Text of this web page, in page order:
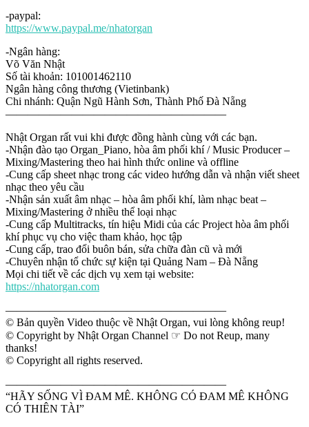
-paypal:
https://www.paypal.me/nhatorgan
-Ngân hàng:
Võ Văn Nhật
Số tài khoản: 101001462110
Ngân hàng công thương (Vietinbank)
Chi nhánh: Quận Ngũ Hành Sơn, Thành Phố Đà Nẵng
————————————————————
Nhật Organ rất vui khi được đồng hành cùng với các bạn.
-Nhận đào tạo Organ_Piano, hòa âm phối khí / Music Producer –
Mixing/Mastering theo hai hình thức online và offline
-Cung cấp sheet nhạc trong các video hướng dẫn và nhận viết sheet
nhạc theo yêu cầu
-Nhận sản xuất âm nhạc – hòa âm phối khí, làm nhạc beat –
Mixing/Mastering ở nhiều thể loại nhạc
-Cung cấp Multitracks, tín hiệu Midi của các Project hòa âm phối
khí phục vụ cho việc tham khảo, học tập
-Cung cấp, trao đổi buôn bán, sửa chữa đàn cũ và mới
-Chuyên nhận tổ chức sự kiện tại Quảng Nam – Đà Nẵng
Mọi chi tiết về các dịch vụ xem tại website:
https://nhatorgan.com
————————————————————
© Bản quyền Video thuộc về Nhật Organ, vui lòng không reup!
© Copyright by Nhật Organ Channel ☞ Do not Reup, many
thanks!
© Copyright all rights reserved.
————————————————————
“HÃY SỐNG VÌ ĐAM MÊ. KHÔNG CÓ ĐAM MÊ KHÔNG
CÓ THIÊN TÀI”